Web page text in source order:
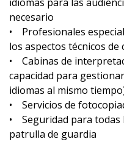
necesario
• Profesionales
los aspectos técnicos de
• Cabinas de
capacidad para
idiomas al mismo
• Servicios de
• Seguridad para todas
patrulla de guardia